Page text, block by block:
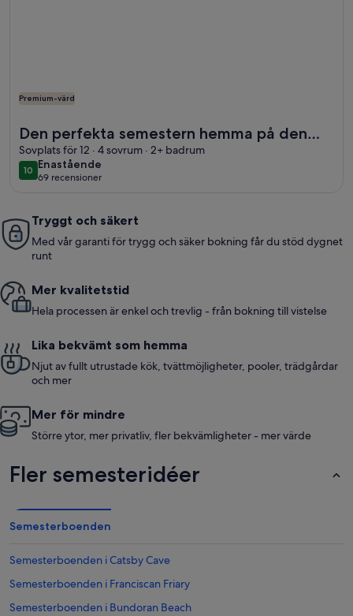
Premium-värd
Den perfekta semestern hemma på den
spektakulära nordvästra kust Irland
Sovplats för 12 · 4 sovrum · 2+ badrum
1010 av 10
Enastående
enastående
69 recensioner
(69 recensioner)
Tryggt och säkert
Med vår garanti för trygg och säker bokning får du stöd dygnet
runt
Mer kvalitetstid
Hela processen är enkel och trevlig - från bokning till vistelse
Lika bekvämt som hemma
Njut av fullt utrustade kök, tvättmöjligheter, pooler, trädgårdar
och mer
Mer för mindre
Större ytor, mer privatliv, fler bekvämligheter - mer värde
Fler semesteridéer
Semesterboenden
Semesterboenden i Catsby Cave
Semesterboenden i Franciscan Friary
Semesterboenden i Bundoran Beach